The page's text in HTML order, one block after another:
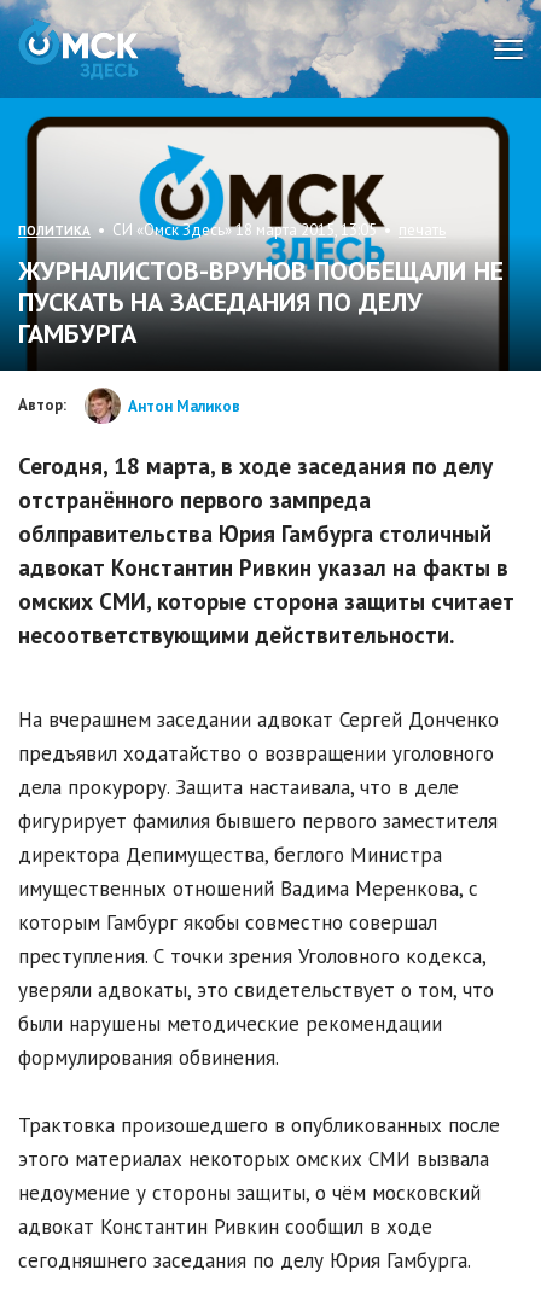
ПОЛИТИКА • СИ «Омск Здесь» 18 марта 2015, 13:05 • печать
ЖУРНАЛИСТОВ-ВРУНОВ ПООБЕЩАЛИ НЕ
ПУСКАТЬ НА ЗАСЕДАНИЯ ПО ДЕЛУ
ГАМБУРГА
Автор: Антон Маликов
Сегодня, 18 марта, в ходе заседания по делу
отстранённого первого зампреда
облправительства Юрия Гамбурга столичный
адвокат Константин Ривкин указал на факты в
омских СМИ, которые сторона защиты считает
несоответствующими действительности.
На вчерашнем заседании адвокат Сергей Донченко
предъявил ходатайство о возвращении уголовного
дела прокурору. Защита настаивала, что в деле
фигурирует фамилия бывшего первого заместителя
директора Депимущества, беглого Министра
имущественных отношений Вадима Меренкова, с
которым Гамбург якобы совместно совершал
преступления. С точки зрения Уголовного кодекса,
уверяли адвокаты, это свидетельствует о том, что
были нарушены методические рекомендации
формулирования обвинения.
Трактовка произошедшего в опубликованных после
этого материалах некоторых омских СМИ вызвала
недоумение у стороны защиты, о чём московский
адвокат Константин Ривкин сообщил в ходе
сегодняшнего заседания по делу Юрия Гамбурга.